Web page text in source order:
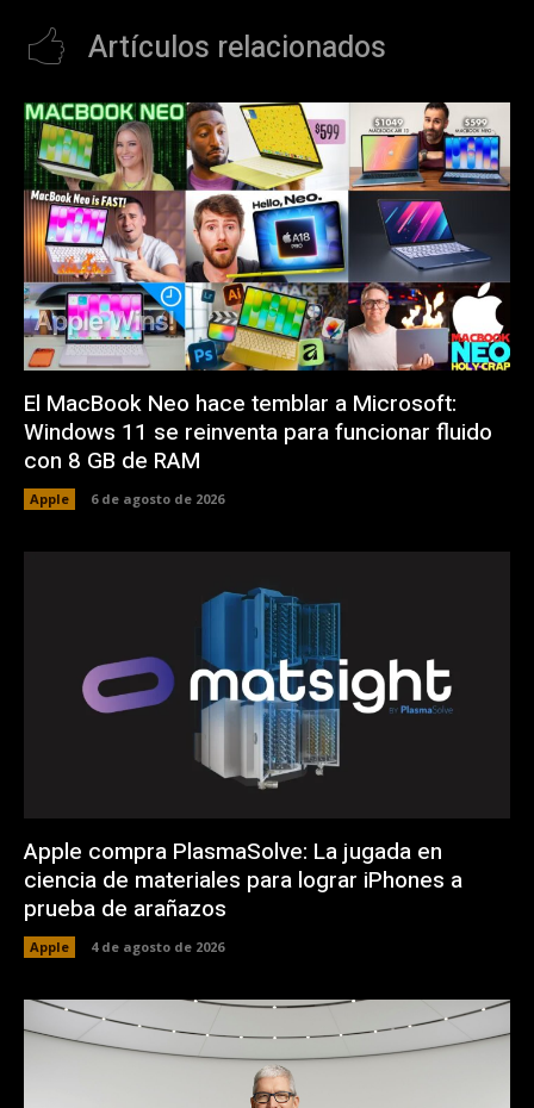
Artículos relacionados
El MacBook Neo hace temblar a Microsoft:
Windows 11 se reinventa para funcionar fluido
con 8 GB de RAM
Apple 6 de agosto de 2026
Apple compra PlasmaSolve: La jugada en
ciencia de materiales para lograr iPhones a
prueba de arañazos
Apple 4 de agosto de 2026